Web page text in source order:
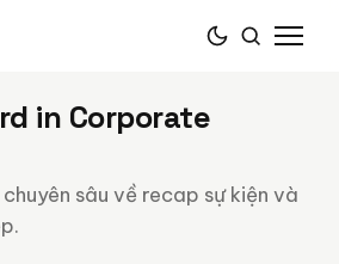
in Corporate
sâu về recap sự kiện và